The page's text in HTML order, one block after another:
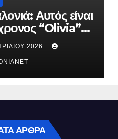
Αυτός είναι
“Olivia”
για
της
2026
ΆΡΘΡΑ